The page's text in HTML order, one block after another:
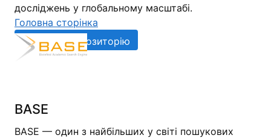
досліджень у глобальному масштабі.
Головна сторінка
Сторінка репозиторію
BASE
BASE — один з найбільших у світі пошукових